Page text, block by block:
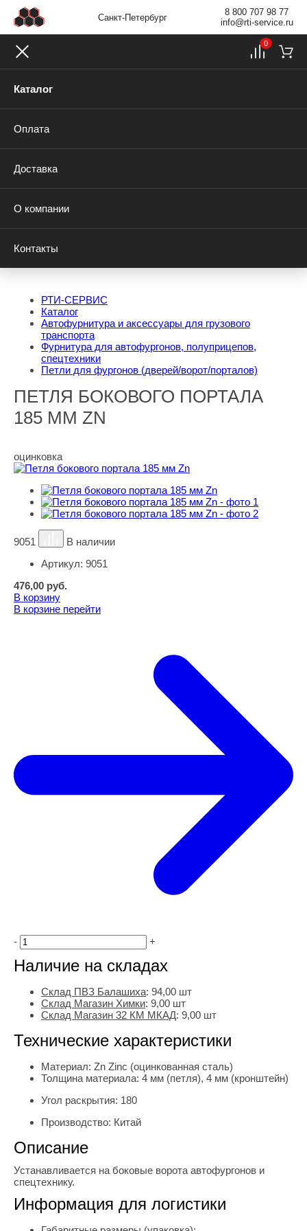
Санкт-Петербург
8 800 707 98 77
info@rti-service.ru
Каталог
Оплата
Доставка
О компании
Контакты
0
РТИ-СЕРВИС
Каталог
Автофурнитура и аксессуары для грузового
транспорта
Фурнитура для автофургонов, полуприцепов,
спецтехники
Петли для фургонов (дверей/ворот/порталов)
ПЕТЛЯ БОКОВОГО ПОРТАЛА
185 ММ ZN
оцинковка
9051
В наличии
Артикул: 9051
476,00 руб.
В корзину
В корзине перейти
- +
Наличие на складах
Склад ПВЗ Балашиха: 94,00 шт
Склад Магазин Химки: 9,00 шт
Склад Магазин 32 КМ МКАД: 9,00 шт
Технические характеристики
Материал: Zn Zinc (оцинкованная сталь)
Толщина материала: 4 мм (петля), 4 мм (кронштейн)
Угол раскрытия: 180
Производство: Китай
Описание
Устанавливается на боковые ворота автофургонов и
спецтехнику.
Информация для логистики